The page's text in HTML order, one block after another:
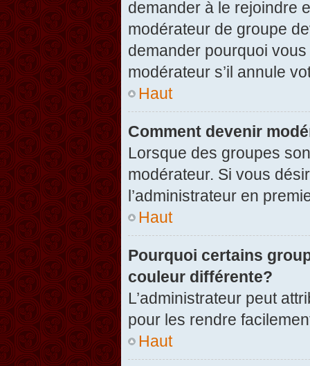
demander à le rejoindre
modérateur de groupe
demander pourquoi
modérateur s’il annule
Haut
Comment devenir
Lorsque des groupes
modérateur. Si vous
l’administrateur en
Haut
Pourquoi certains
couleur différente?
L’administrateur peut
pour les rendre
Haut